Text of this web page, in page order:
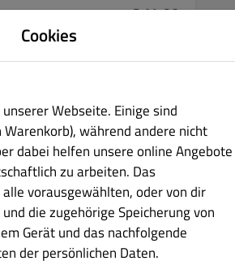
€ 14.90
Knoblauch und Paprika
€ 14.50
Cookies
Webseite. Einige sind
während andere nicht
dabei helfen unsere online Angebote
zu arbeiten. Das
vorausgewählten, oder von dir
die zugehörige Speicherung von
Gerät und das nachfolgende
der persönlichen Daten.